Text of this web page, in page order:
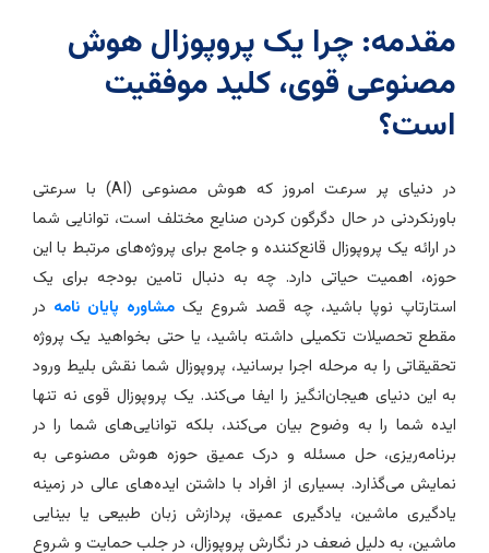
چرا یک پروپوزال هوش
قوی، کلید موفقیت
در دنیای پر سرعت امروز که هوش مصنوعی (AI) با سرعتی
در حال دگرگون کردن صنایع مختلف است، توانایی شما
ارائه یک پروپوزال قانع‌کننده و جامع برای پروژه‌های مرتبط با این
اهمیت حیاتی دارد. چه به دنبال تامین بودجه برای یک
نوپا باشید، چه قصد شروع یک مشاوره پایان نامه در
تحصیلات تکمیلی داشته باشید، یا حتی بخواهید یک پروژه
را به مرحله اجرا برسانید، پروپوزال شما نقش بلیط ورود
این دنیای هیجان‌انگیز را ایفا می‌کند. یک پروپوزال قوی نه تنها
شما را به وضوح بیان می‌کند، بلکه توانایی‌های شما را در
حل مسئله و درک عمیق حوزه هوش مصنوعی به
می‌گذارد. بسیاری از افراد با داشتن ایده‌های عالی در زمینه
ماشین، یادگیری عمیق، پردازش زبان طبیعی یا بینایی
به دلیل ضعف در نگارش پروپوزال، در جلب حمایت و شروع